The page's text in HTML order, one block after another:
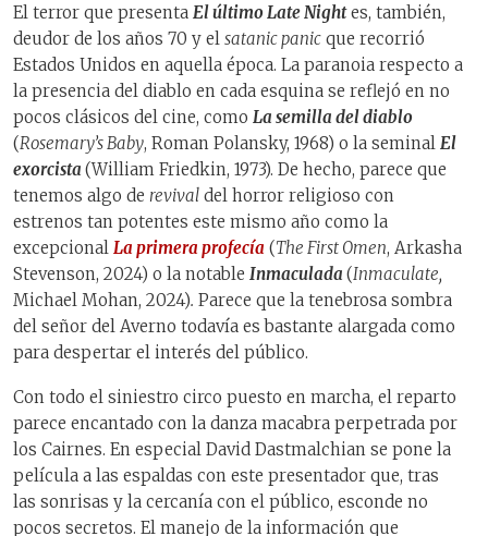
El terror que presenta El último Late Nightes, también,
deudor de los años 70 y el satanic panic que recorrió
Estados Unidos en aquella época. La paranoia respecto a
la presencia del diablo en cada esquina se reflejó en no
pocos clásicos del cine, como La semilla del diablo
(Rosemary’s Baby, Roman Polansky, 1968) o la seminal El
exorcista (William Friedkin, 1973). De hecho, parece que
tenemos algo de revival del horror religioso con
estrenos tan potentes este mismo año como la
excepcional La primera profecía (The First Omen, Arkasha
Stevenson, 2024) o la notable Inmaculada (Inmaculate,
Michael Mohan, 2024). Parece que la tenebrosa sombra
del señor del Averno todavía es bastante alargada como
para despertar el interés del público.
Con todo el siniestro circo puesto en marcha, el reparto
parece encantado con la danza macabra perpetrada por
los Cairnes. En especial David Dastmalchian se pone la
película a las espaldas con este presentador que, tras
las sonrisas y la cercanía con el público, esconde no
pocos secretos. El manejo de la información que